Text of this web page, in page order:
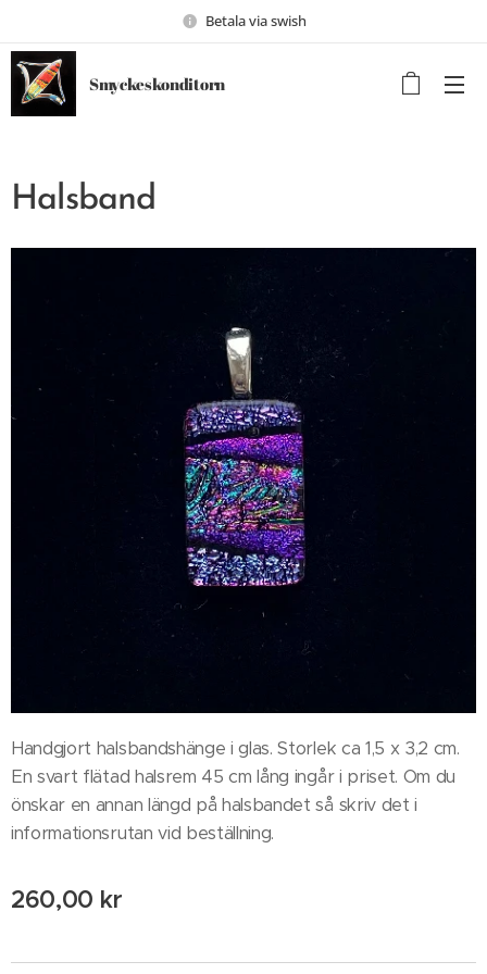
Betala via swish
Smyckeskonditorn
Halsband
Handgjort halsbandshänge i glas. Storlek ca 1,5 x 3,2 cm.
En svart flätad halsrem 45 cm lång ingår i priset. Om du
önskar en annan längd på halsbandet så skriv det i
informationsrutan vid beställning.
260,00 kr